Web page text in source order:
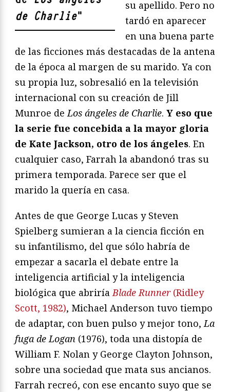
de Charlie"
su apellido. Pero no
tardó en aparecer
en una buena parte
de las ficciones más destacadas de la antena
de la época al margen de su marido. Ya con
su propia luz, sobresalió en la televisión
internacional con su creación de Jill
Munroe deLos ángeles de Charlie. Y eso que
la serie fue concebida a la mayor gloria
de Kate Jackson, otro de los ángeles. En
cualquier caso, Farrah la abandonó tras su
primera temporada. Parece ser que el
marido la quería en casa.
Antes de que George Lucas y Steven
Spielberg sumieran a la ciencia ficción en
su infantilismo, del que sólo habría de
empezar a sacarla el debate entre la
inteligencia artificial y la inteligencia
biológica que abriríaBlade Runner (Ridley
Scott, 1982), Michael Anderson tuvo tiempo
de adaptar, con buen pulso y mejor tono,La
fuga de Logan (1976), toda una distopía de
William F. Nolan y George Clayton Johnson,
sobre una sociedad que mata sus ancianos.
Farrah recreó, con ese encanto suyo que se